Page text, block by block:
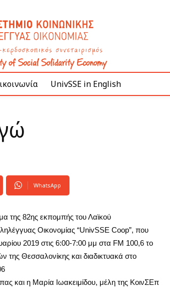
UnivSSE in English
WhatsApp
της 82ης εκπομπής του Λαϊκού
Οικονομίας “UnivSSE Coop”, που
2019 στις 6:00-7:00 μμ στα FM 100,6 το
της Θεσσαλονίκης και διαδικτυακά στο
και η Μαρία Ιωακειμίδου, μέλη της ΚοινΣΕπ